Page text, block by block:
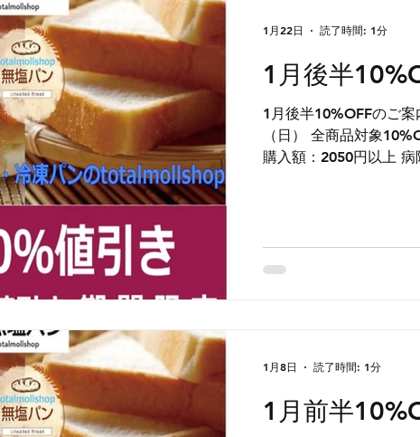
1月後半
1月後半10%OFFのご案内 期間：1月24日（土） ～
（日） 全商品対象10%OFF ご購入時自動値引き 最低ご
購
1月22日 読了時間: 1分
1月前半
1月8日 読了時間: 1分